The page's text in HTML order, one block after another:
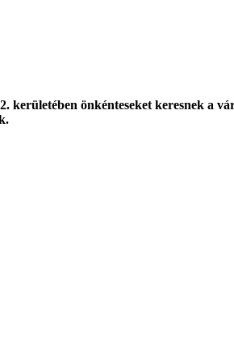
kerületében önkénteseket keresnek a